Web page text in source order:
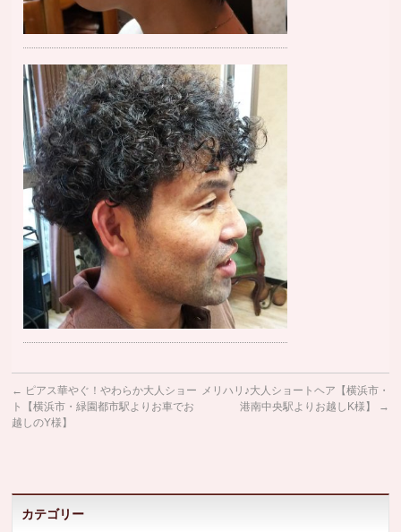
← ピアス華やぐ！やわらか大人ショー
ト【横浜市・緑園都市駅よりお車でお
越しのY様】
メリハリ♪大人ショートヘア【横浜市・
港南中央駅よりお越しK様】
→
カテゴリー